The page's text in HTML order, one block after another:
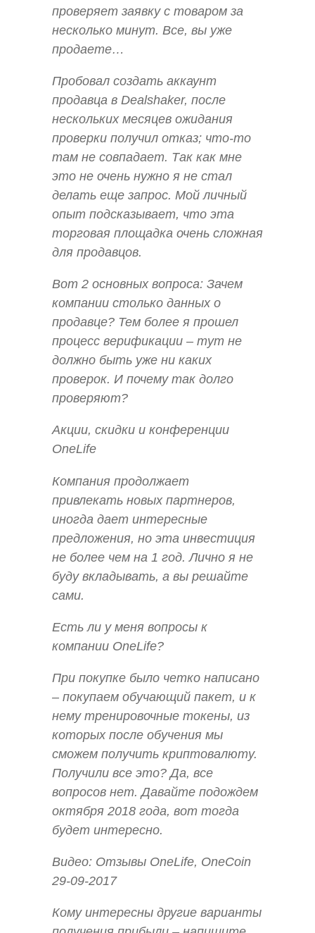
проверяет заявку с товаром за
несколько минут. Все, вы уже
продаете…
Пробовал создать аккаунт
продавца в Dealshaker, после
нескольких месяцев ожидания
проверки получил отказ; что-то
там не совпадает. Так как мне
это не очень нужно я не стал
делать еще запрос. Мой личный
опыт подсказывает, что эта
торговая площадка очень сложная
для продавцов.
Вот 2 основных вопроса: Зачем
компании столько данных о
продавце? Тем более я прошел
процесс верификации – тут не
должно быть уже ни каких
проверок. И почему так долго
проверяют?
Акции, скидки и конференции
OneLife
Компания продолжает
привлекать новых партнеров,
иногда дает интересные
предложения, но эта инвестиция
не более чем на 1 год. Лично я не
буду вкладывать, а вы решайте
сами.
Есть ли у меня вопросы к
компании OneLife?
При покупке было четко написано
– покупаем обучающий пакет, и к
нему тренировочные токены, из
которых после обучения мы
сможем получить криптовалюту.
Получили все это? Да, все
вопросов нет. Давайте подождем
октября 2018 года, вот тогда
будет интересно.
Видео: Отзывы OneLife, OneCoin
29-09-2017
Кому интересны другие варианты